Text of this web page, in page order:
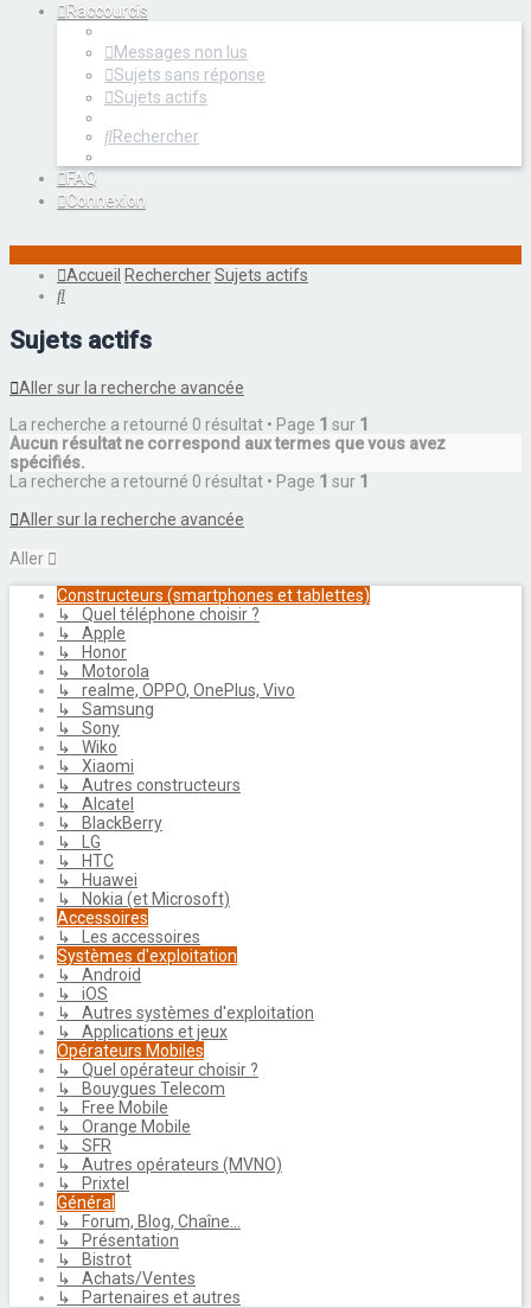
Raccourcis
Messages non lus
Sujets sans réponse
Sujets actifs
Rechercher
FAQ
Connexion
Accueil RechercherSujets actifs
Rechercher
Sujets actifs
Aller sur la recherche avancée
La recherche a retourné 0 résultat • Page 1 sur 1
Aucun résultat ne correspond aux termes que vous avez
spécifiés.
La recherche a retourné 0 résultat • Page 1 sur 1
Aller sur la recherche avancée
Aller
Constructeurs (smartphones et tablettes)
↳ Quel téléphone choisir ?
↳ Apple
↳ Honor
↳ Motorola
↳ realme, OPPO, OnePlus, Vivo
↳ Samsung
↳ Sony
↳ Wiko
↳ Xiaomi
↳ Autres constructeurs
↳ Alcatel
↳ BlackBerry
↳ LG
↳ HTC
↳ Huawei
↳ Nokia (et Microsoft)
Accessoires
↳ Les accessoires
Systèmes d'exploitation
↳ Android
↳ iOS
↳ Autres systèmes d'exploitation
↳ Applications et jeux
Opérateurs Mobiles
↳ Quel opérateur choisir ?
↳ Bouygues Telecom
↳ Free Mobile
↳ Orange Mobile
↳ SFR
↳ Autres opérateurs (MVNO)
↳ Prixtel
Général
↳ Forum, Blog, Chaîne...
↳ Présentation
↳ Bistrot
↳ Achats/Ventes
↳ Partenaires et autres